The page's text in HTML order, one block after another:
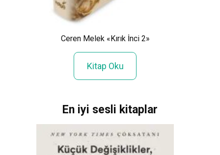
Ceren Melek «Kırık İnci 2»
Kitap Oku
En iyi sesli kitaplar